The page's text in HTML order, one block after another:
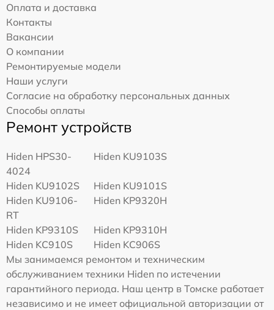
Оплата и доставка
Контакты
Вакансии
О компании
Ремонтируемые модели
Наши услуги
Согласие на обработку персональных данных
Способы оплаты
Ремонт устройств
Hiden HPS30-
4024
Hiden KU9103S
Hiden KU9102S
Hiden KU9101S
Hiden KU9106-
RT
Hiden KP9320H
Hiden KP9310S
Hiden KP9310H
Hiden KC910S
Hiden KC906S
Мы занимаемся ремонтом и техническим
обслуживанием техники Hiden по истечении
гарантийного периода. Наш центр в Томске работает
независимо и не имеет официальной авторизации от